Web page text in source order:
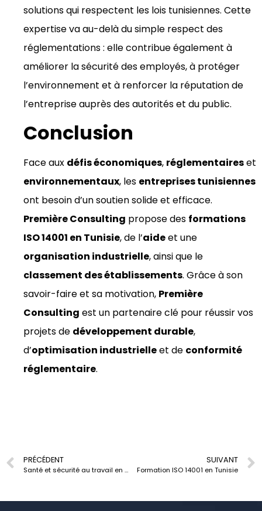
solutions qui respectent les lois tunisiennes. Cette
expertise va au-delà du simple respect des
réglementations : elle contribue également à
améliorer la sécurité des employés, à protéger
l’environnement et à renforcer la réputation de
l’entreprise auprès des autorités et du public.
Conclusion
Face aux défis économiques, réglementaireset
environnementaux, les entreprises tunisiennes
ont besoin d’un soutien solide et efficace.
Première Consulting propose des formations
ISO 14001 en Tunisie, de l’aideet une
organisation industrielle, ainsi que le
classement des établissements. Grâce à son
savoir-faire et sa motivation, Première
Consulting est un partenaire clé pour réussir vos
projets de développement durable,
d’optimisation industrielleet de conformité
réglementaire.
PRÉCÉDENT
Santé et sécurité au travail en Tunisie
SUIVANT
Formation ISO 14001 en Tunisie